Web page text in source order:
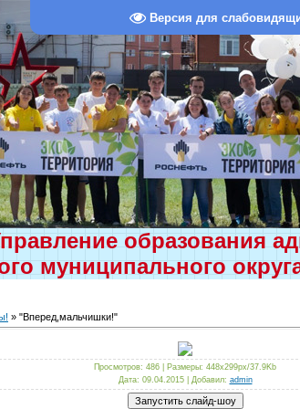
Версия для
образования
муниципального
» "Вперед,мальчишки!"
Просмотров: 486 | Размеры: 448x299px/37.9Kb
Дата: 09.04.2015 | Добавил: admin